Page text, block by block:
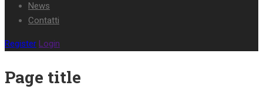
News
Contatti
Register Login
Page title